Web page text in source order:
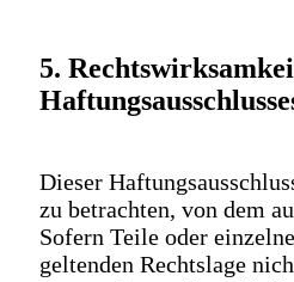
5.
Dieser
zu betrachten, von dem
Sofern Teile oder
geltenden Rechtslage